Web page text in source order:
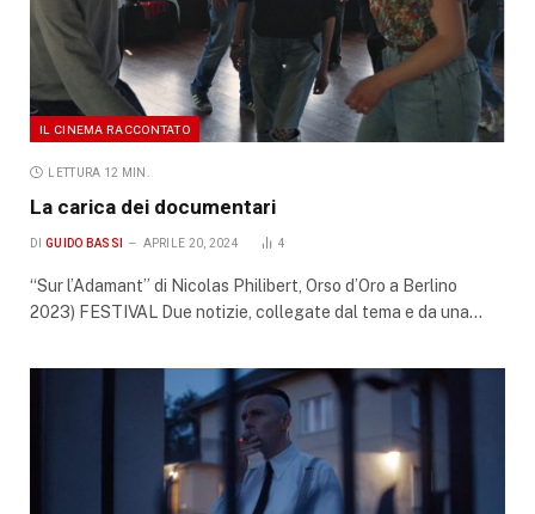
IL CINEMA RACCONTATO
LETTURA 12 MIN.
La carica dei documentari
DI GUIDO BASSI APRILE 20, 2024 4
“Sur l’Adamant” di Nicolas Philibert, Orso d’Oro a Berlino
2023) FESTIVAL Due notizie, collegate dal tema e da una…